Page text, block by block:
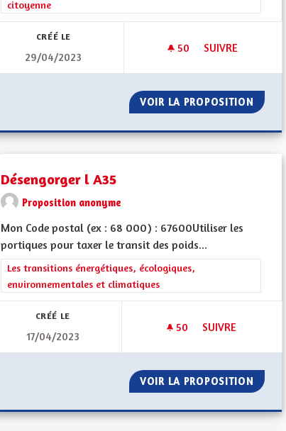
citoyenne
CRÉÉ LE
29/04/2023
50 50 ABONNÉS
SUIVRE
DEUX MAISONS
VOIR LA PROPOSITION
Désengorger l A35
Proposition anonyme
Mon Code postal (ex : 68 000) : 67600Utiliser les
portiques pour taxer le transit des poids...
Filtrer les résultats de la catégorie : Les transitions
Les transitions énergétiques, écologiques,
environnementales et climatiques
CRÉÉ LE
17/04/2023
50 50 ABONNÉS
SUIVRE
VOIR LA PROPOSITION